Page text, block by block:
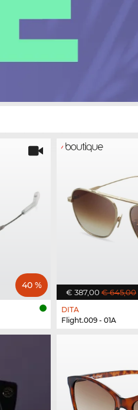
40 %
€ 387,00 € 645,00
DITA
Flight.009 - 01A